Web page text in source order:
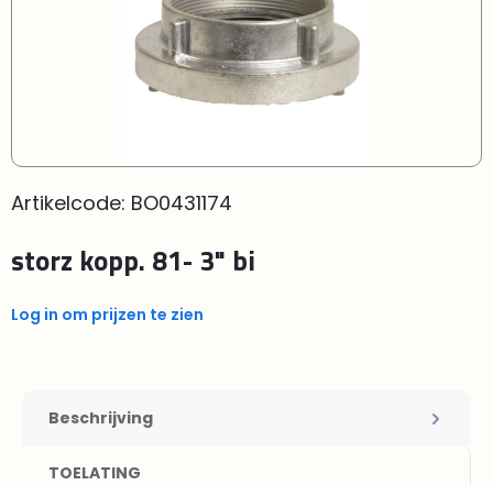
Artikelcode: BO0431174
storz kopp. 81- 3" bi
Log in om prijzen te zien
Beschrijving
TOELATING